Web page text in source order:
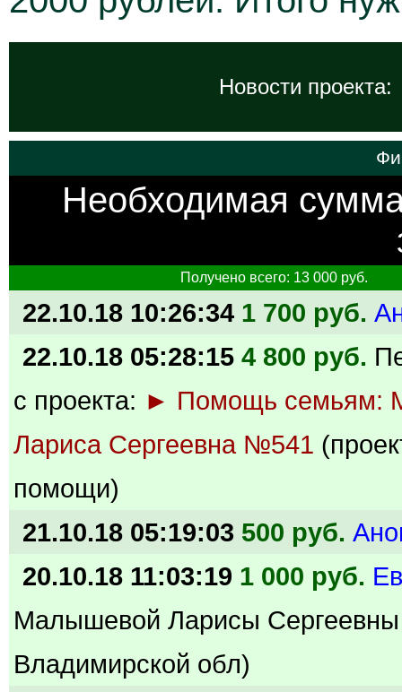
Новости проекта:
Необходимая
Получено всего: 13 000 руб.
22.10.18 10:26:34 1 700 руб.
22.10.18 05:28:15 4 800 руб.
с проекта: ► Помощь семьям:
Лариса Сергеевна №541
помощи)
21.10.18 05:19:03 500 руб.
20.10.18 11:03:19 1 000 руб.
Малышевой Ларисы Сергеевны
Владимирской обл)